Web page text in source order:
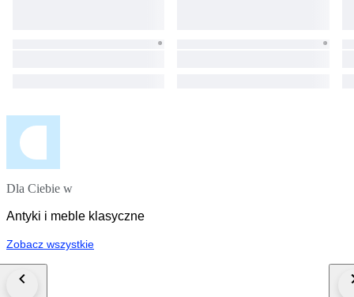
Dla Ciebie w
Antyki i meble klasyczne
Zobacz wszystkie